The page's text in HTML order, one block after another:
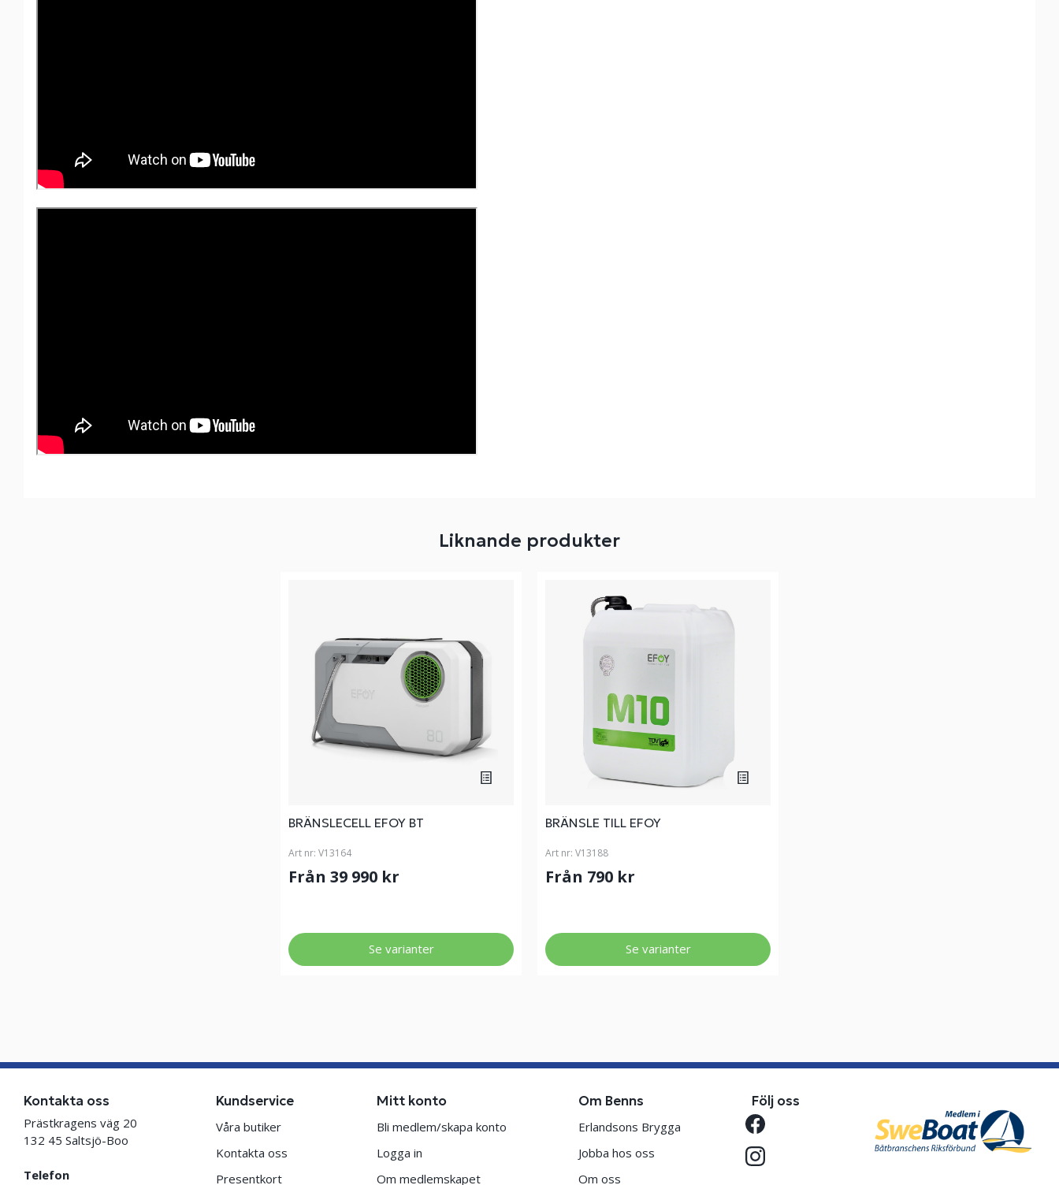
Liknande produkter
BRÄNSLECELL EFOY BT
Art nr: V13164
Från 39 990 kr
Se varianter
BRÄNSLE TILL EFOY
Art nr: V13188
Från 790 kr
Se varianter
Kontakta oss
Prästkragens väg 20
132 45 Saltsjö-Boo
Telefon
Kundservice
Våra butiker
Kontakta oss
Presentkort
Mitt konto
Bli medlem/skapa konto
Logga in
Om medlemskapet
Om Benns
Erlandsons Brygga
Jobba hos oss
Om oss
Följ oss